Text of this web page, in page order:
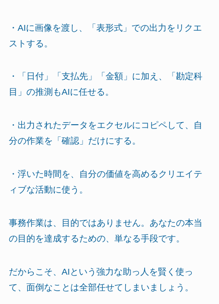
・AIに画像を渡し、「表形式」での出力をリクエ
ストする。
・「日付」「支払先」「金額」に加え、「勘定科
目」の推測もAIに任せる。
・出力されたデータをエクセルにコピペして、自
分の作業を「確認」だけにする。
・浮いた時間を、自分の価値を高めるクリエイテ
ィブな活動に使う。
事務作業は、目的ではありません。あなたの本当
の目的を達成するための、単なる手段です。
だからこそ、AIという強力な助っ人を賢く使っ
て、面倒なことは全部任せてしまいましょう。